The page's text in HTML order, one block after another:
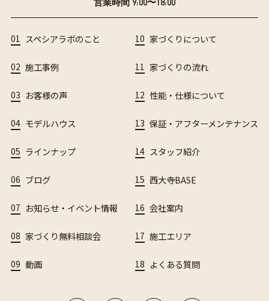
01 スペシアラボのこと
02 施工事例
03 お客様の声
04 モデルハウス
05 ラインナップ
06 ブログ
07 お知らせ・イベント情報
08 家づくり無料相談会
09 動画
10 家づくりについて
11 家づくりの流れ
12 性能・仕様について
13 保証・アフターメンテナンス
14 スタッフ紹介
15 西大寺BASE
16 会社案内
17 施工エリア
18 よくある質問